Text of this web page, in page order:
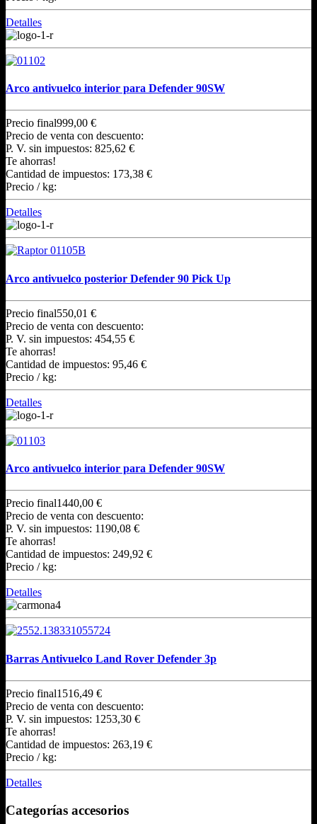
Detalles
Arco antivuelco interior para Defender 90SW
Precio final999,00 €
Precio de venta con descuento:
P. V. sin impuestos: 825,62 €
Te ahorras!
Cantidad de impuestos: 173,38 €
Precio / kg:
Detalles
Arco antivuelco posterior Defender 90 Pick Up
Precio final550,01 €
Precio de venta con descuento:
P. V. sin impuestos: 454,55 €
Te ahorras!
Cantidad de impuestos: 95,46 €
Precio / kg:
Detalles
Arco antivuelco interior para Defender 90SW
Precio final1440,00 €
Precio de venta con descuento:
P. V. sin impuestos: 1190,08 €
Te ahorras!
Cantidad de impuestos: 249,92 €
Precio / kg:
Detalles
Barras Antivuelco Land Rover Defender 3p
Precio final1516,49 €
Precio de venta con descuento:
P. V. sin impuestos: 1253,30 €
Te ahorras!
Cantidad de impuestos: 263,19 €
Precio / kg:
Detalles
Categorías accesorios